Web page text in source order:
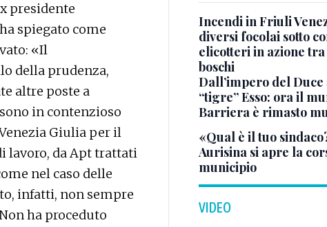
presidente
spiegato come
«Il
della prudenza,
altre poste a
in contenzioso
Giulia per il
lavoro, da Apt trattati
nel caso delle
infatti, non sempre
ha proceduto
Incendi in Friuli
diversi focolai sotto
elicotteri in azione
boschi
Dall’impero del
“tigre” Esso: ora il
Barriera è rimasto
«Qual è il tuo
Aurisina si apre la
municipio
VIDEO